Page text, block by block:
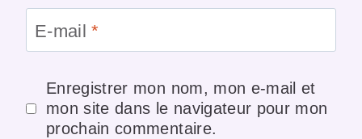
E-mail*
Enregistrer mon nom, mon e-mail et
mon site dans le navigateur pour mon
prochain commentaire.